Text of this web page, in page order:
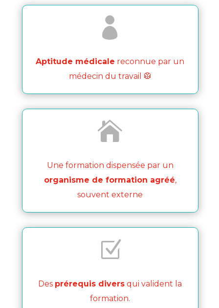

Aptitude médicale reconnue par un
médecin du travail 🥼

Une formation dispensée par un
organisme de formation agréé,
souvent externe
Z
Des prérequis divers qui valident la
formation.